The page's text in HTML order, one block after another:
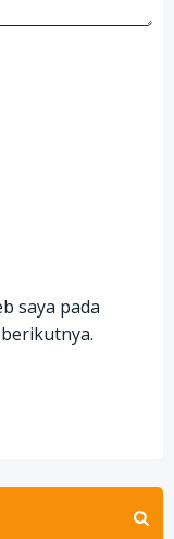
saya pada